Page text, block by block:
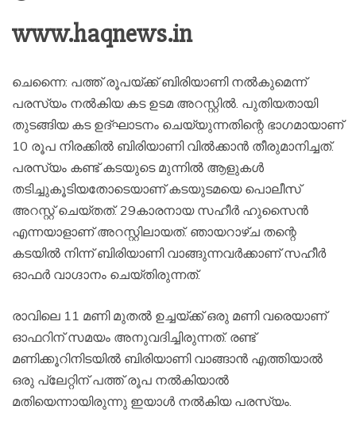
www.haqnews.in
ചെന്നൈ: പത്ത് രൂപയ്ക്ക് ബിരിയാണി നല്‍കുമെന്ന്
പരസ്യം നല്‍കിയ കട ഉടമ അറസ്റ്റില്‍. പുതിയതായി
തുടങ്ങിയ കട ഉദ്ഘാടനം ചെയ്യുന്നതിന്റെ ഭാഗമായാണ്
10 രൂപ നിരക്കില്‍ ബിരിയാണി വില്‍ക്കാന്‍ തീരുമാനിച്ചത്.
പരസ്യം കണ്ട് കടയുടെ മുന്നില്‍ ആളുകള്‍
തടിച്ചുകൂടിയതോടെയാണ് കടയുടമയെ പൊലീസ്
അറസ്റ്റ് ചെയ്തത്. 29കാരനായ സഹീര്‍ ഹുസൈന്‍
എന്നയാളാണ് അറസ്റ്റിലായത്. ഞായറാഴ്ച തന്റെ
കടയില്‍ നിന്ന് ബിരിയാണി വാങ്ങുന്നവര്‍ക്കാണ് സഹീര്‍
ഓഫര്‍ വാഗ്ദാനം ചെയ്തിരുന്നത്.
രാവിലെ 11 മണി മുതല്‍ ഉച്ചയ്ക്ക് ഒരു മണി വരെയാണ്
ഓഫറിന് സമയം അനുവദിച്ചിരുന്നത്. രണ്ട്
മണിക്കൂറിനിടയില്‍ ബിരിയാണി വാങ്ങാന്‍ എത്തിയാല്‍
ഒരു പ്ലേറ്റിന് പത്ത് രൂപ നല്‍കിയാല്‍
മതിയെന്നായിരുന്നു ഇയാള്‍ നല്‍കിയ പരസ്യം.